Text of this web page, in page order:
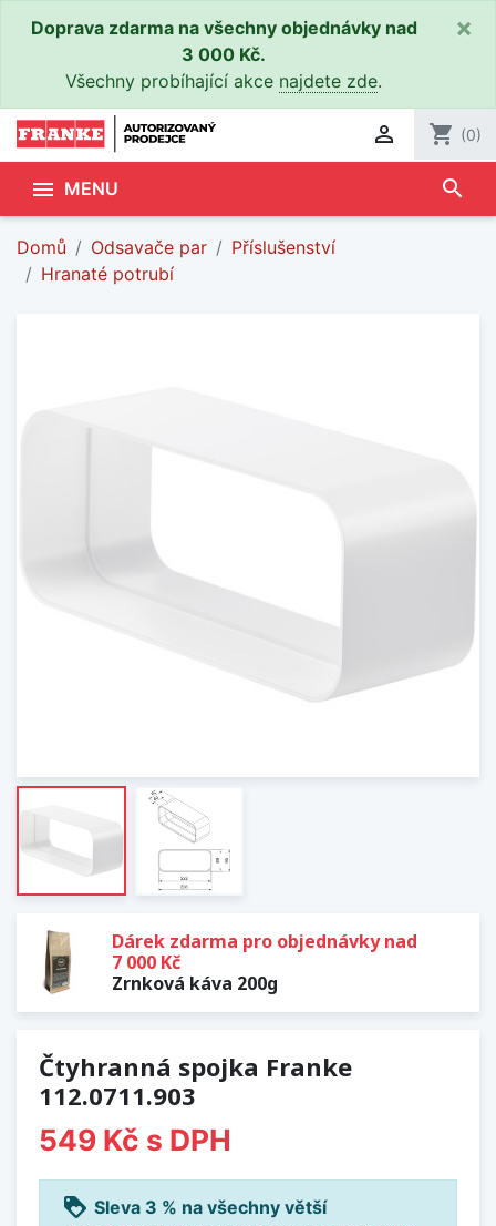
Doprava zdarma na všechny objednávky nad
3 000 Kč.
Všechny probíhající akce najdete zde.
×
 shopping_cart (0)
 MENU search
Domů Odsavače par
Příslušenství
Hranaté potrubí
Dárek zdarma pro objednávky nad
7 000 Kč
Zrnková káva 200g
Čtyhranná spojka Franke
112.0711.903
549 Kč s DPH
loyalty Sleva 3 % na všechny větší